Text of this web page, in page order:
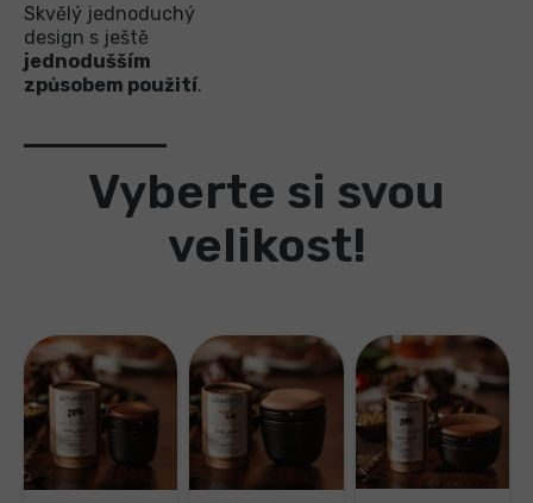
Skvělý jednoduchý
design s ještě
jednodušším
způsobem použití.
Vyberte si svou
velikost!